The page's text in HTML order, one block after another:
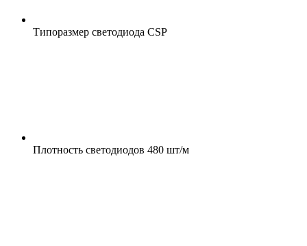
Типоразмер светодиода CSP
Плотность светодиодов 480 шт/м